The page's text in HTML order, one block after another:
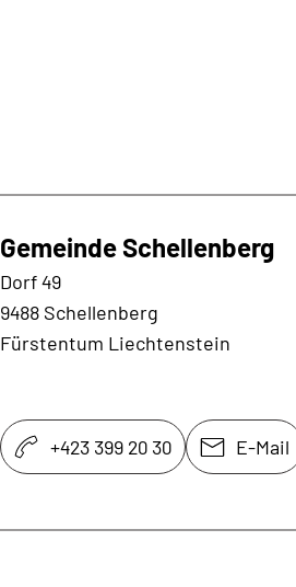
Gemeinde Schellenberg
Dorf 49
9488 Schellenberg
Fürstentum Liechtenstein
+423 399 20 30 E-Mail